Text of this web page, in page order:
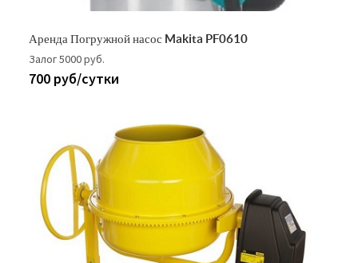
Аренда Погружной насос Makita PF0610
Залог 5000 руб.
700 руб/сутки